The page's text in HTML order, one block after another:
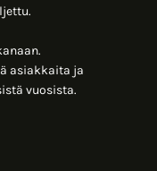
asiakkaita ja
vuosista.